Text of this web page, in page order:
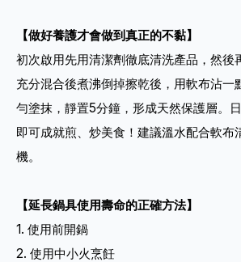
【做好養護才會做到真正的不黏】
初次啟用先用清潔劑徹底清洗產品，然後
充分混合後煮沸倒掉擦乾後，用軟布沾一
勻塗抹，靜置5分鐘，形成天然保護層。
即可成就煎、炒美食！建議溫水配合軟布
機。
【延長鍋具使用壽命的正確方法】
1. 使用前開鍋
2. 使用中小火烹飪